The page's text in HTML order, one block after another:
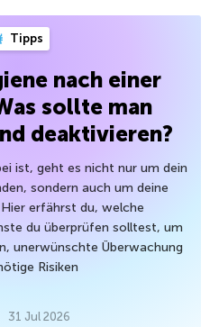
Tipps
nach einer
sollte man
deaktivieren?
ist, geht es nicht nur um dein
sondern auch um deine
erfährst du, welche
du überprüfen solltest, um
unerwünschte Überwachung
Risiken
31 Jul 2026